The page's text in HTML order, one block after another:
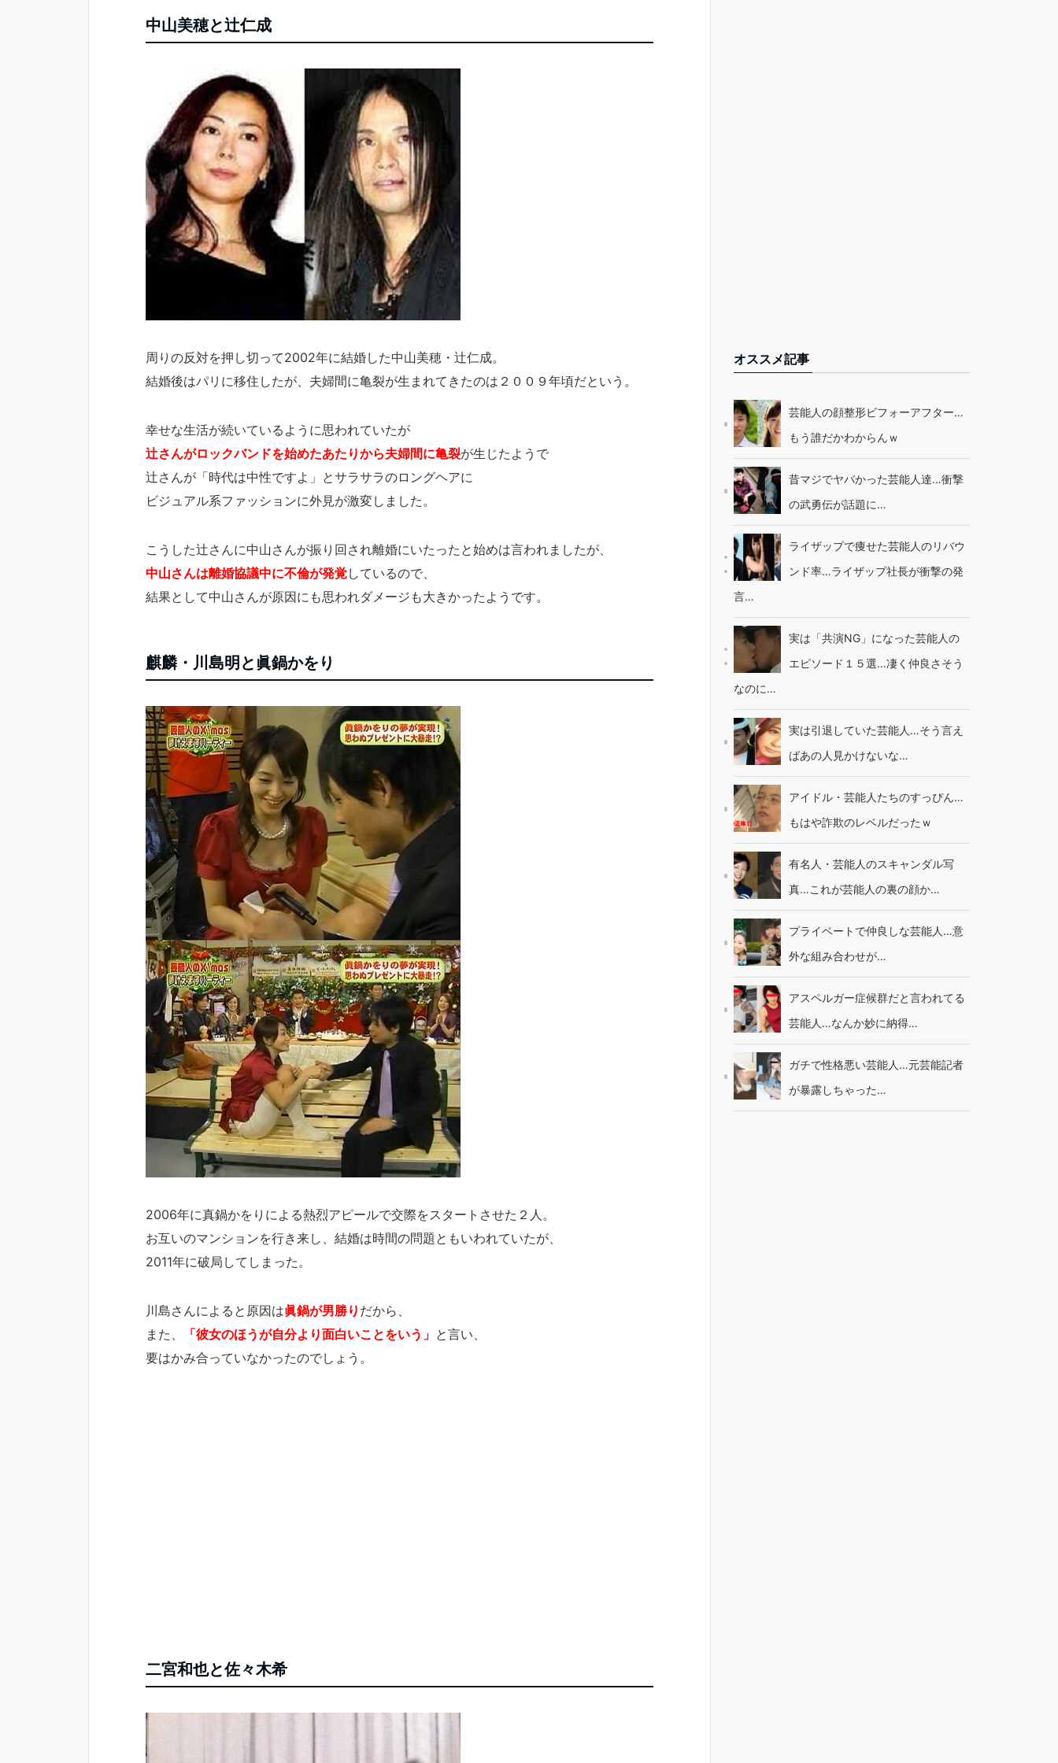
中山美穂と辻仁成
周りの反対を押し切って2002年に結婚した中山美穂・辻仁成。
結婚後はパリに移住したが、夫婦間に亀裂が生まれてきたのは２００９年頃だという。
幸せな生活が続いているように思われていたが
辻さんがロックバンドを始めたあたりから夫婦間に亀裂が生じたようで
辻さんが「時代は中性ですよ」とサラサラのロングヘアに
ビジュアル系ファッションに外見が激変しました。
こうした辻さんに中山さんが振り回され離婚にいたったと始めは言われましたが、
中山さんは離婚協議中に不倫が発覚しているので、
結果として中山さんが原因にも思われダメージも大きかったようです。
麒麟・川島明と眞鍋かをり
2006年に真鍋かをりによる熱烈アピールで交際をスタートさせた２人。
お互いのマンションを行き来し、結婚は時間の問題ともいわれていたが、
2011年に破局してしまった。
川島さんによると原因は眞鍋が男勝り だから、
また、
「彼女のほうが自分より面白いことをいう」 と言い、
要はかみ合っていなかったのでしょう。
二宮和也と佐々木希
オススメ記事
芸能人の顔整形ビフォーアフター…
もう誰だかわからんｗ
昔マジでヤバかった芸能人達…衝撃
の武勇伝が話題に…
ライザップで痩せた芸能人のリバウ
ンド率…ライザップ社長が衝撃の発
言…
実は「共演NG」になった芸能人の
エピソード１５選…凄く仲良さそう
なのに…
実は引退していた芸能人…そう言え
ばあの人見かけないな…
アイドル・芸能人たちのすっぴん…
もはや詐欺のレベルだったｗ
有名人・芸能人のスキャンダル写
真…これが芸能人の裏の顔か…
プライベートで仲良しな芸能人…意
外な組み合わせが…
アスペルガー症候群だと言われてる
芸能人…なんか妙に納得…
ガチで性格悪い芸能人…元芸能記者
が暴露しちゃった…